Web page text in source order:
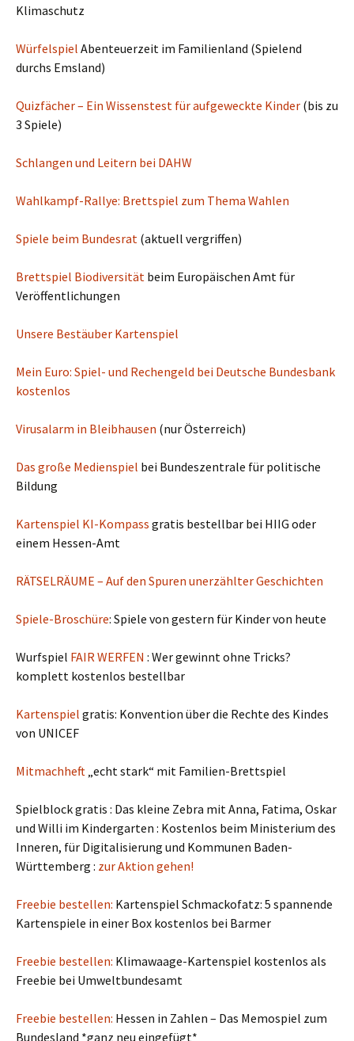
Klimaschutz
Würfelspiel Abenteuerzeit im Familienland (Spielend
durchs Emsland)
Quizfächer – Ein Wissenstest für aufgeweckte Kinder (bis zu
3 Spiele)
Schlangen und Leitern bei DAHW
Wahlkampf-Rallye: Brettspiel zum Thema Wahlen
Spiele beim Bundesrat (aktuell vergriffen)
Brettspiel Biodiversität beim Europäischen Amt für
Veröffentlichungen
Unsere Bestäuber Kartenspiel
Mein Euro: Spiel- und Rechengeld bei Deutsche Bundesbank
kostenlos
Virusalarm in Bleibhausen (nur Österreich)
Das große Medienspiel bei Bundeszentrale für politische
Bildung
Kartenspiel KI-Kompass gratis bestellbar bei HIIG oder
einem Hessen-Amt
RÄTSELRÄUME – Auf den Spuren unerzählter Geschichten
Spiele-Broschüre: Spiele von gestern für Kinder von heute
Wurfspiel FAIR WERFEN : Wer gewinnt ohne Tricks?
komplett kostenlos bestellbar
Kartenspiel gratis: Konvention über die Rechte des Kindes
von UNICEF
Mitmachheft „echt stark“ mit Familien-Brettspiel
Spielblock gratis : Das kleine Zebra mit Anna, Fatima, Oskar
und Willi im Kindergarten : Kostenlos beim Ministerium des
Inneren, für Digitalisierung und Kommunen Baden-
Württemberg : zur Aktion gehen!
Freebie bestellen: Kartenspiel Schmackofatz: 5 spannende
Kartenspiele in einer Box kostenlos bei Barmer
Freebie bestellen: Klimawaage-Kartenspiel kostenlos als
Freebie bei Umweltbundesamt
Freebie bestellen: Hessen in Zahlen – Das Memospiel zum
Bundesland *ganz neu eingefügt*